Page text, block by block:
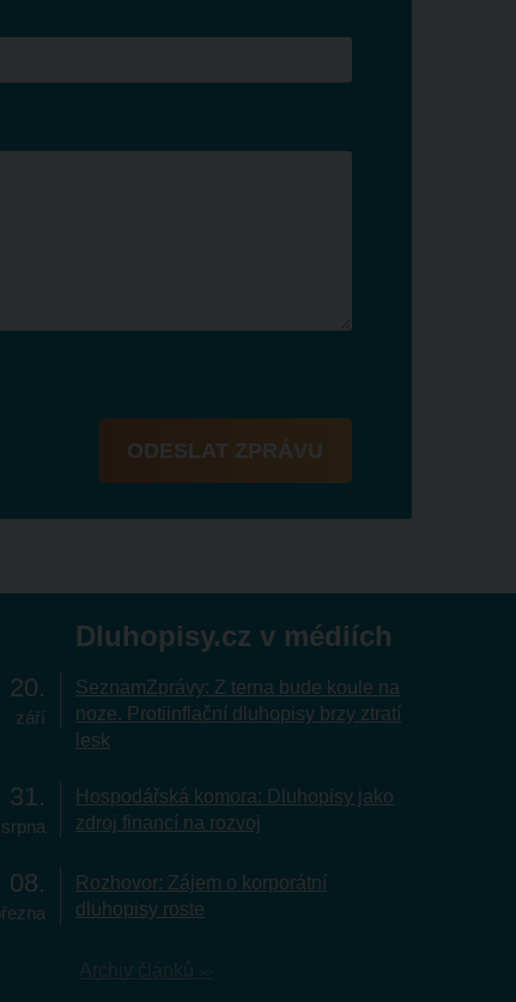
ODESLAT ZPRÁVU
Dluhopisy.cz v médiích
20
září
SeznamZprávy: Z terna bude koule na
noze. Protiinflační dluhopisy brzy ztratí
lesk
31
srpna
Hospodářská komora: Dluhopisy jako
zdroj financí na rozvoj
08
Rozhovor: Zájem o korporátní
dluhopisy roste